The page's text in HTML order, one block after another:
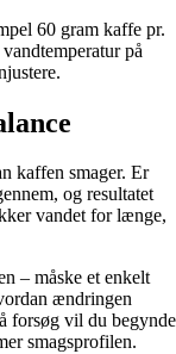
60 gram kaffe pr.
på
kaffen smager. Er
og resultatet
vandet for længe,
– måske et enkelt
ændringen
forsøg vil du begynde
smagsprofilen.